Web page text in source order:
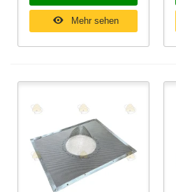
Mehr sehen